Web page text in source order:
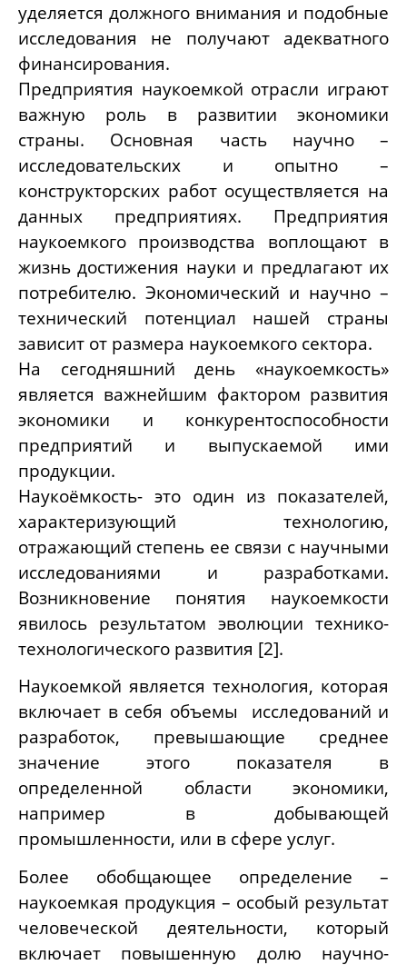
уделяется должного внимания и подобные
исследования не получают адекватного
финансирования.
Предприятия наукоемкой отрасли играют
важную роль в развитии экономики
страны. Основная часть научно –
исследовательских и опытно –
конструкторских работ осуществляется на
данных предприятиях. Предприятия
наукоемкого производства воплощают в
жизнь достижения науки и предлагают их
потребителю. Экономический и научно –
технический потенциал нашей страны
зависит от размера наукоемкого сектора.
На сегодняшний день «наукоемкость»
является важнейшим фактором развития
экономики и конкурентоспособности
предприятий и выпускаемой ими
продукции.
Наукоёмкость- это один из показателей,
характеризующий технологию,
отражающий степень ее связи с научными
исследованиями и разработками.
Возникновение понятия наукоемкости
явилось результатом эволюции технико-
технологического развития [2].
Наукоемкой является технология, которая
включает в себя объемы исследований и
разработок, превышающие среднее
значение этого показателя в
определенной области экономики,
например в добывающей
промышленности, или в сфере услуг.
Более обобщающее определение –
наукоемкая продукция – особый результат
человеческой деятельности, который
включает повышенную долю научно-